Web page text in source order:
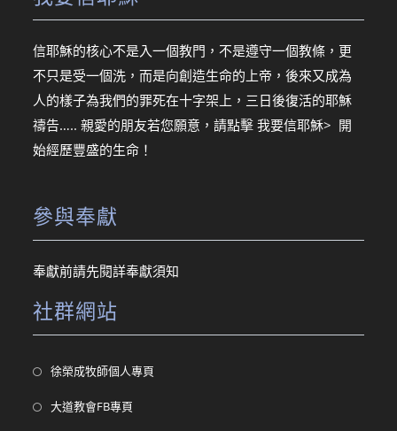
信耶穌的核心不是入一個教門，不是遵守一個教條，更
不只是受一個洗，而是向創造生命的上帝，後來又成為
人的樣子為我們的罪死在十字架上，三日後復活的耶穌
禱告….. 親愛的朋友若您願意，請點擊我要信耶穌> 開
始經歷豐盛的生命！
參與奉獻
奉獻前請先閱詳奉獻須知
社群網站
徐榮成牧師個人專頁
大道教會FB專頁